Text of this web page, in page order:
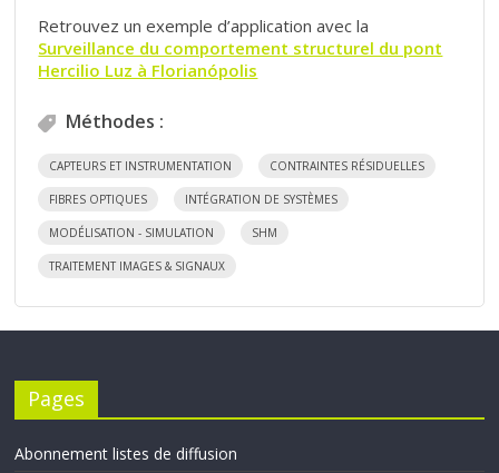
Retrouvez un exemple d’application avec la
Surveillance du comportement structurel du pont
Hercilio Luz à Florianópolis
Méthodes :
CAPTEURS ET INSTRUMENTATION CONTRAINTES RÉSIDUELLES
FIBRES OPTIQUES INTÉGRATION DE SYSTÈMES
MODÉLISATION - SIMULATION SHM
TRAITEMENT IMAGES & SIGNAUX
Pages
Abonnement listes de diffusion